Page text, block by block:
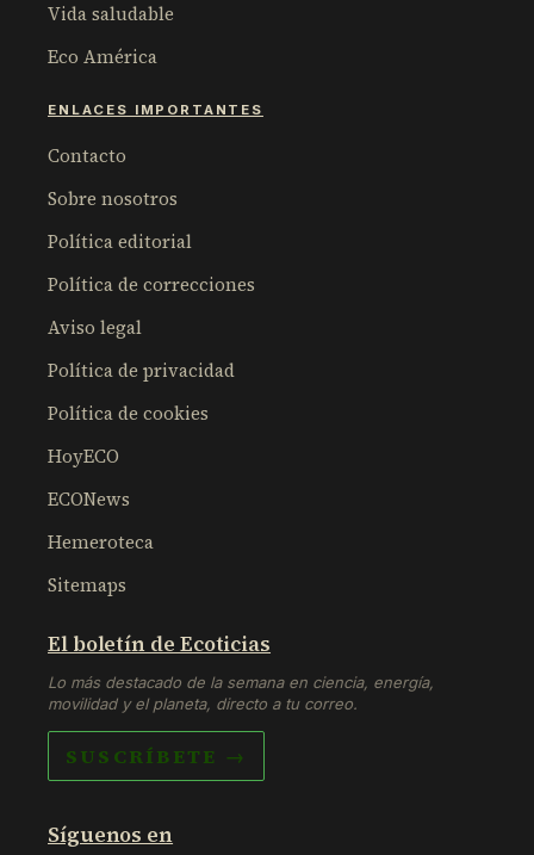
Vida saludable
Eco América
ENLACES IMPORTANTES
Contacto
Sobre nosotros
Política editorial
Política de correcciones
Aviso legal
Política de privacidad
Política de cookies
HoyECO
ECONews
Hemeroteca
Sitemaps
El boletín de Ecoticias
Lo más destacado de la semana en ciencia, energía,
movilidad y el planeta, directo a tu correo.
SUSCRÍBETE →
Síguenos en